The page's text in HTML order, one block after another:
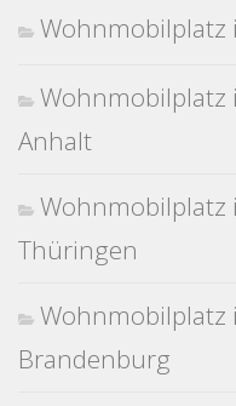
Wohnmobilplatz
Wohnmobilplatz
Anhalt
Wohnmobilplatz
Thüringen
Wohnmobilplatz
Brandenburg